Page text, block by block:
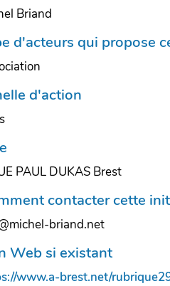
Briand
d'acteurs qui propose
d'action
PAUL DUKAS Brest
contacter cette
briand.net
Web si existant
www.a-brest.net/